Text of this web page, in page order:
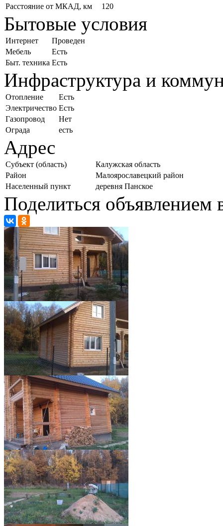
Расстояние от МКАД, км
120
Бытовые условия
Интернет
Проведен
Мебель
Есть
Быт. техника Есть
Инфраструктура и
Отопление
Есть
Электричество Есть
Газопровод
Нет
Ограда
есть
Адрес
Субъект (область)
Калужская область
Район
Малоярославецкий район
Населенный пункт
деревня Панское
Поделиться объявлением